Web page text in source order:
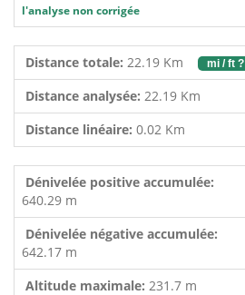
l'analyse non corrigée
Distance totale: 22.19 Km mi / ft ?
Distance analysée: 22.19 Km
Distance linéaire: 0.02 Km
Dénivelée positive accumulée:
640.29 m
Dénivelée négative accumulée:
642.17 m
Altitude maximale: 231.7 m